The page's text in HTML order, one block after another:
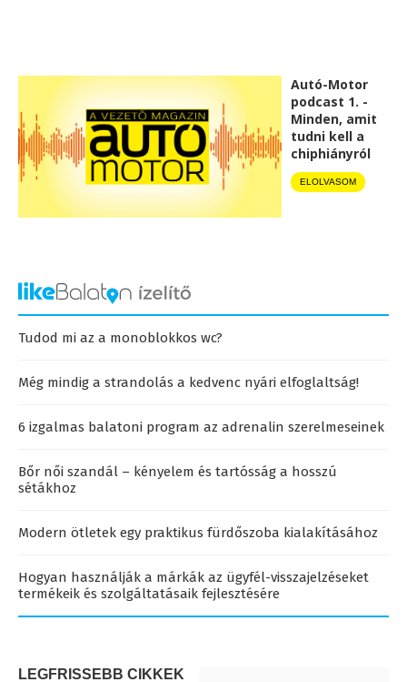
Autó-Motor
podcast 1. -
Minden, amit
tudni kell a
chiphiányról
ELOLVASOM
Tudod mi az a monoblokkos wc?
Még mindig a strandolás a kedvenc nyári elfoglaltság!
6 izgalmas balatoni program az adrenalin szerelmeseinek
Bőr női szandál – kényelem és tartósság a hosszú
sétákhoz
Modern ötletek egy praktikus fürdőszoba kialakításához
Hogyan használják a márkák az ügyfél-visszajelzéseket
termékeik és szolgáltatásaik fejlesztésére
LEGFRISSEBB CIKKEK